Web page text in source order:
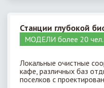
Станции глубокой
МОДЕЛИ более 20 чел.
Локальные очистные
кафе, различных баз
поселков с